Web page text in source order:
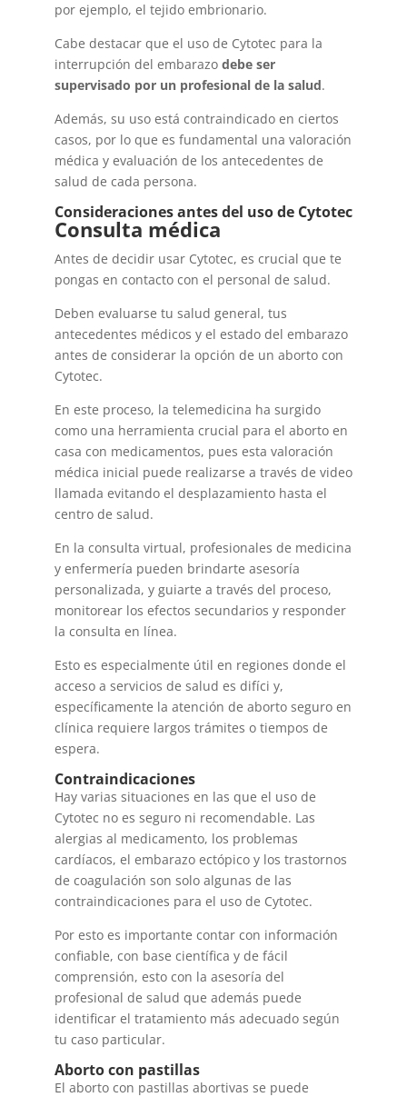
por ejemplo, el tejido embrionario.
Cabe destacar que el uso de Cytotec para la
interrupción del embarazo debe ser
supervisado por un profesional de la salud.
Además, su uso está contraindicado en ciertos
casos, por lo que es fundamental una valoración
médica y evaluación de los antecedentes de
salud de cada persona.
Consideraciones antes del uso de Cytotec
Consulta médica
Antes de decidir usar Cytotec, es crucial que te
pongas en contacto con el personal de salud.
Deben evaluarse tu salud general, tus
antecedentes médicos y el estado del embarazo
antes de considerar la opción de un aborto con
Cytotec.
En este proceso, la telemedicina ha surgido
como una herramienta crucial para el aborto en
casa con medicamentos, pues esta valoración
médica inicial puede realizarse a través de video
llamada evitando el desplazamiento hasta el
centro de salud.
En la consulta virtual, profesionales de medicina
y enfermería pueden brindarte asesoría
personalizada, y guiarte a través del proceso,
monitorear los efectos secundarios y responder
la consulta en línea.
Esto es especialmente útil en regiones donde el
acceso a servicios de salud es difíci y,
específicamente la atención de aborto seguro en
clínica requiere largos trámites o tiempos de
espera.
Contraindicaciones
Hay varias situaciones en las que el uso de
Cytotec no es seguro ni recomendable. Las
alergias al medicamento, los problemas
cardíacos, el embarazo ectópico y los trastornos
de coagulación son solo algunas de las
contraindicaciones para el uso de Cytotec.
Por esto es importante contar con información
confiable, con base científica y de fácil
comprensión, esto con la asesoría del
profesional de salud que además puede
identificar el tratamiento más adecuado según
tu caso particular.
Aborto con pastillas
El aborto con pastillas abortivas se puede